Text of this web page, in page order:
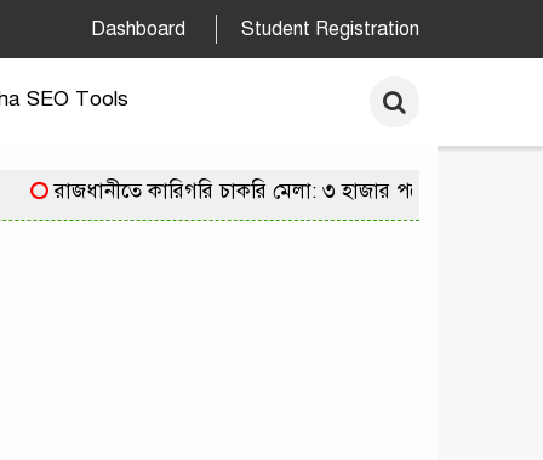
Dashboard Student Registration
SEO Tools
রাজধানীতে কারিগরি চাকরি মেলা: ৩ হাজার পদে নিয়োগের সুযোগে